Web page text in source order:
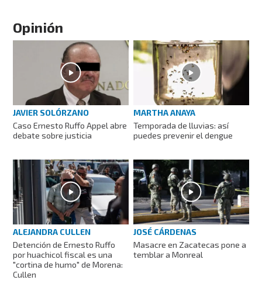
Opinión
JAVIER SOLÓRZANO
Caso Ernesto Ruffo Appel abre
debate sobre justicia
MARTHA ANAYA
Temporada de lluvias: así
puedes prevenir el dengue
ALEJANDRA CULLEN
Detención de Ernesto Ruffo
por huachicol fiscal es una
"cortina de humo" de Morena:
Cullen
JOSÉ CÁRDENAS
Masacre en Zacatecas pone a
temblar a Monreal